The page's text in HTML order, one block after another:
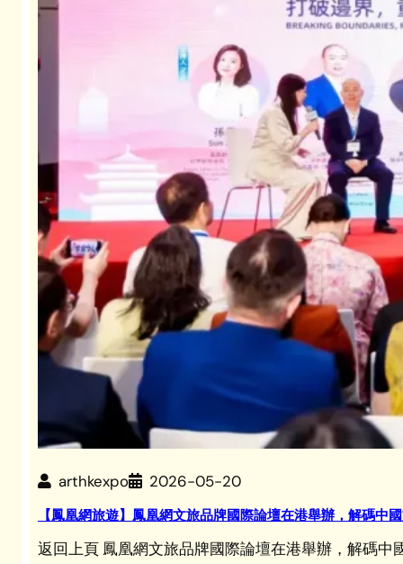
arthkexpo 2026-05-20
【鳳凰網旅遊】鳳凰網文旅品牌國際論壇在港舉辦，解碼中
返回上頁 鳳凰網文旅品牌國際論壇在港舉辦，解碼